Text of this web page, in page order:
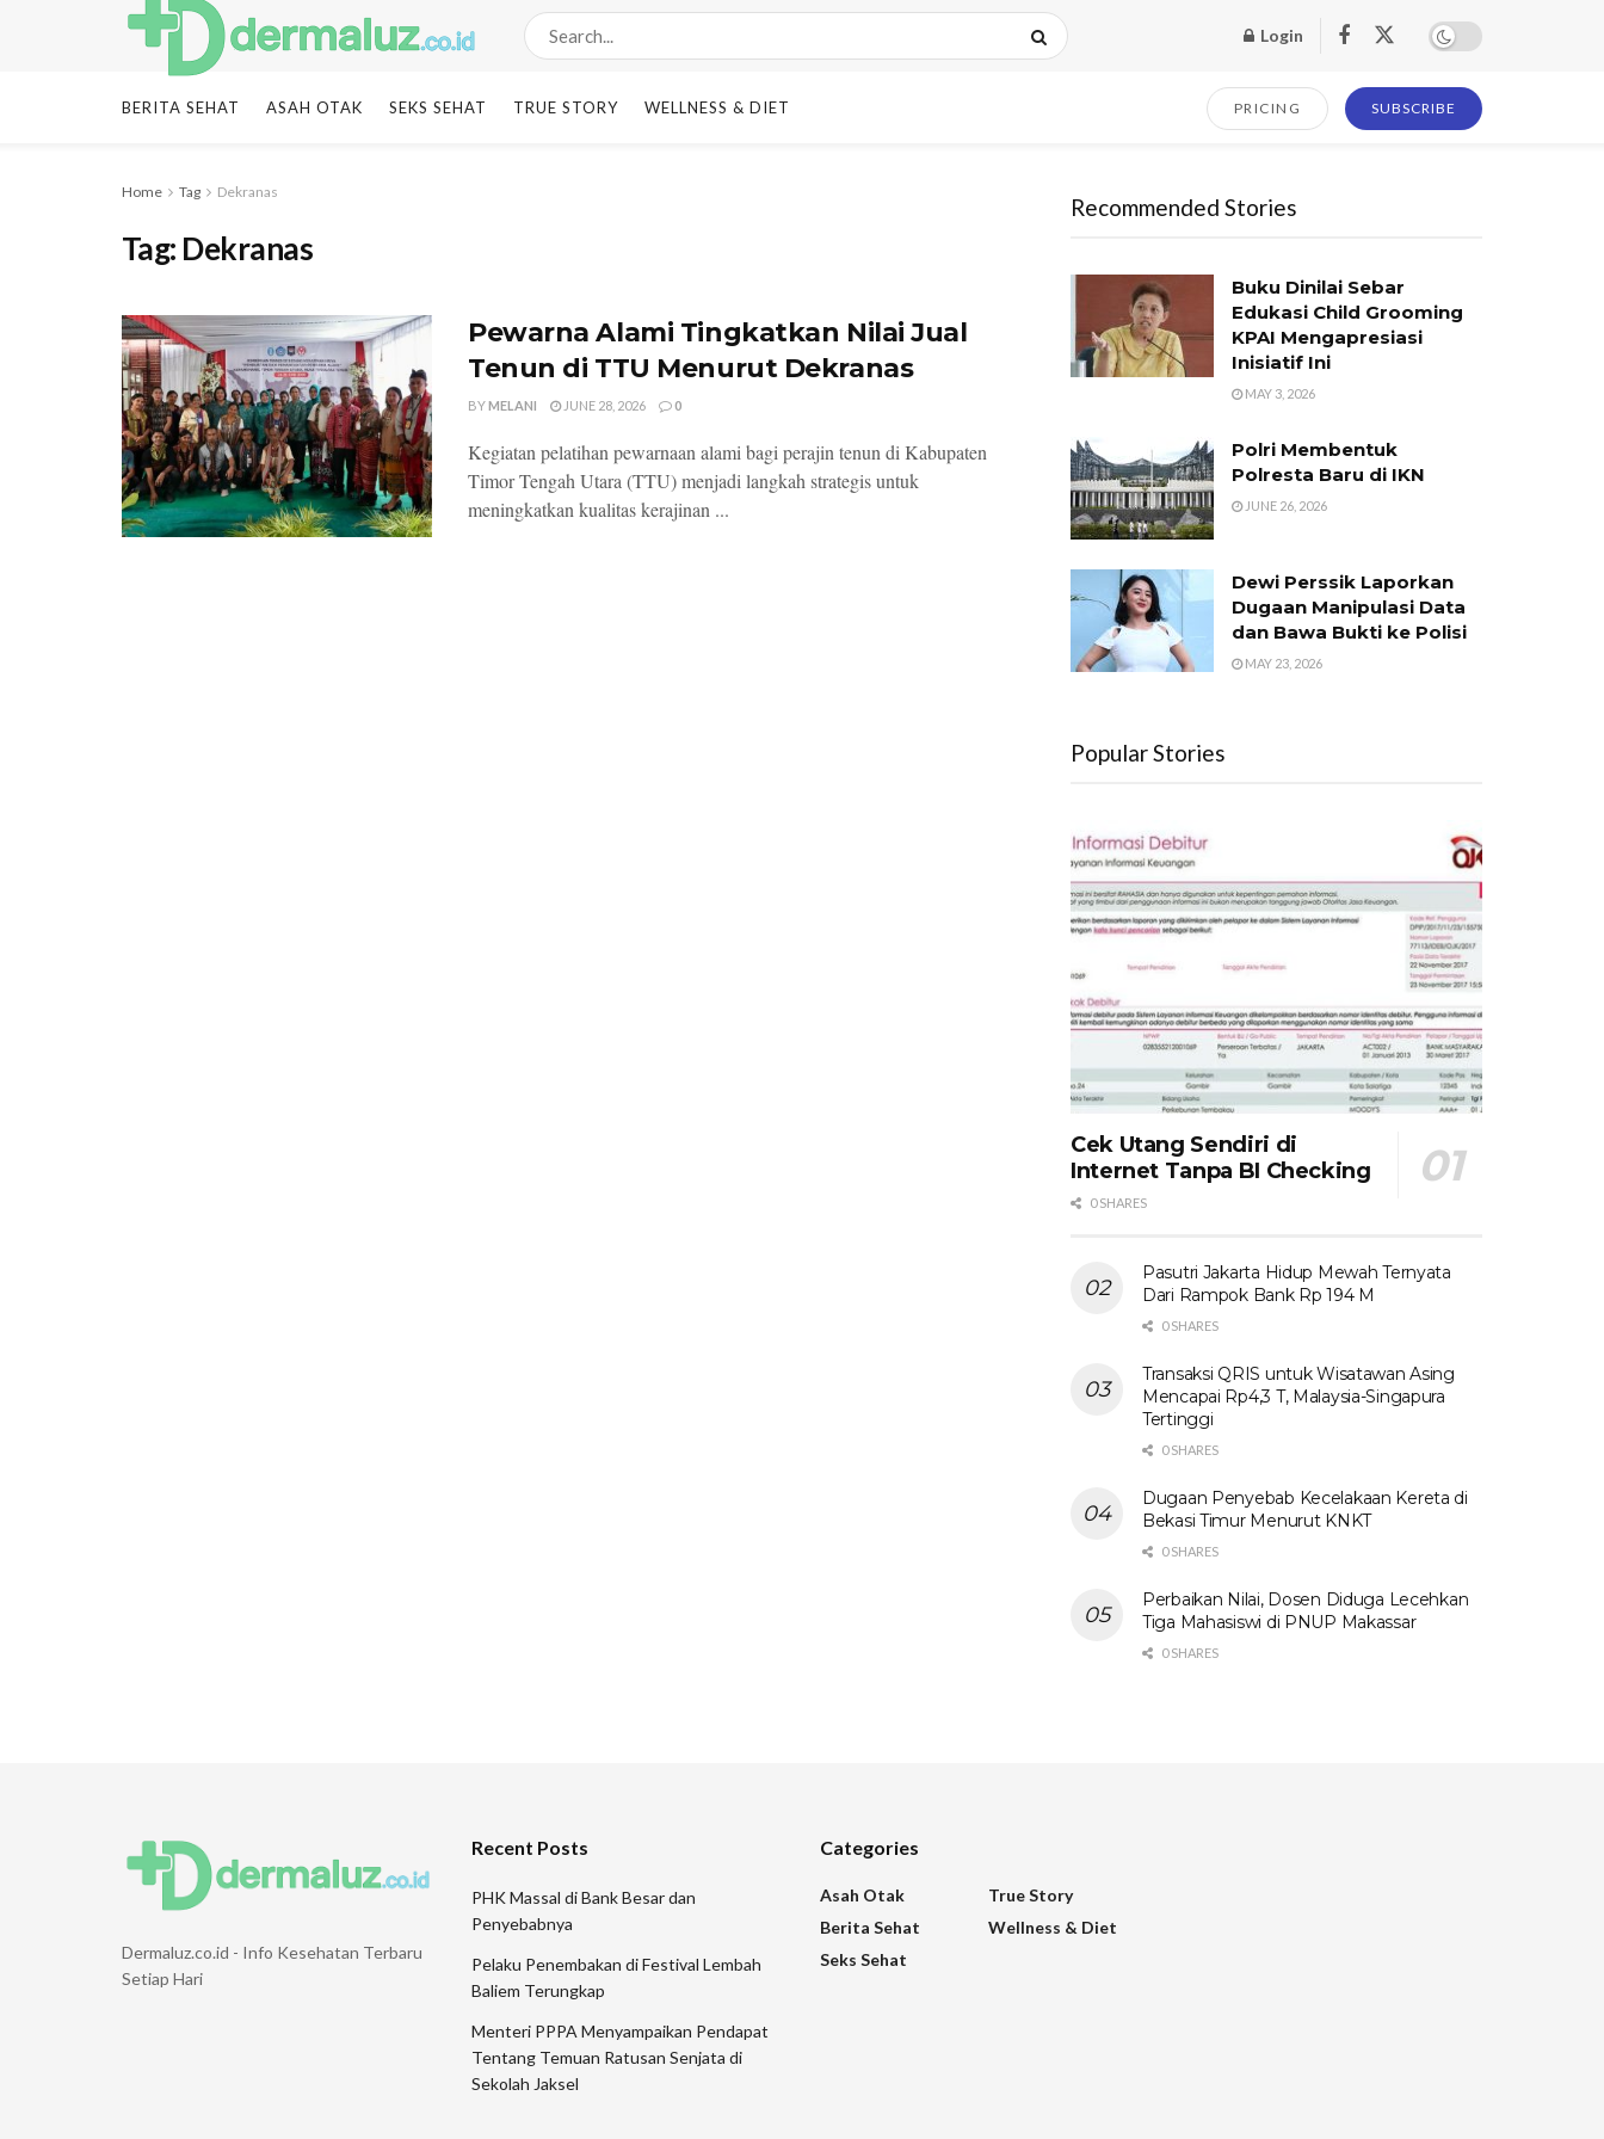
Login
BERITA SEHAT ASAH OTAK SEKS SEHAT TRUE STORY WELLNESS & DIET PRICING SUBSCRIBE
Home Tag Dekranas
Tag: Dekranas
Pewarna Alami Tingkatkan Nilai Jual
Tenun di TTU Menurut Dekranas
BYMELANI JUNE 28, 2026 0
Kegiatan pelatihan pewarnaan alami bagi perajin tenun di Kabupaten
Timor Tengah Utara (TTU) menjadi langkah strategis untuk
meningkatkan kualitas kerajinan ...
Recommended Stories
Buku Dinilai Sebar
Edukasi Child Grooming
KPAI Mengapresiasi
Inisiatif Ini
MAY 3, 2026
Polri Membentuk
Polresta Baru di IKN
JUNE 26, 2026
Dewi Perssik Laporkan
Dugaan Manipulasi Data
dan Bawa Bukti ke Polisi
MAY 23, 2026
Popular Stories
Cek Utang Sendiri di
Internet Tanpa BI Checking
0 SHARES
Pasutri Jakarta Hidup Mewah Ternyata
Dari Rampok Bank Rp 194 M
0 SHARES
Transaksi QRIS untuk Wisatawan Asing
Mencapai Rp4,3 T, Malaysia-Singapura
Tertinggi
0 SHARES
Dugaan Penyebab Kecelakaan Kereta di
Bekasi Timur Menurut KNKT
0 SHARES
Perbaikan Nilai, Dosen Diduga Lecehkan
Tiga Mahasiswi di PNUP Makassar
0 SHARES
Dermaluz.co.id - Info Kesehatan Terbaru
Setiap Hari
Recent Posts
PHK Massal di Bank Besar dan
Penyebabnya
Pelaku Penembakan di Festival Lembah
Baliem Terungkap
Menteri PPPA Menyampaikan Pendapat
Tentang Temuan Ratusan Senjata di
Sekolah Jaksel
Categories
Asah Otak
Berita Sehat
Seks Sehat
True Story
Wellness & Diet